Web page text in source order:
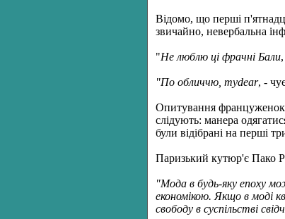
Відомо, що перші
звичайно, невербальна
"Не люблю ці фрачні Бали
"По обличчю, mуdear, -
Опитування француженок,
слідують: манера
були відібрані на перші
Паризький кутюр'є Пако
"Мода в будь-яку епоху
економікою. Якщо в моді
свободу в суспільстві